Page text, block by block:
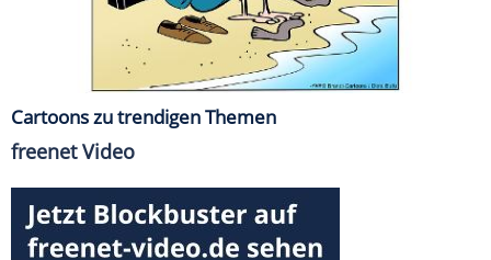
Cartoons zu trendigen Themen
freenet Video